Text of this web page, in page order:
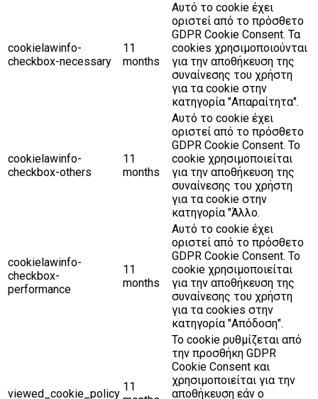
cookielawinfo-
checkbox-necessary
11
months
Αυτό το cookie έχει
οριστεί από το πρόσθετο
GDPR Cookie Consent. Τα
cookies χρησιμοποιούνται
για την αποθήκευση της
συναίνεσης του χρήστη
για τα cookie στην
κατηγορία "Απαραίτητα".
cookielawinfo-
checkbox-others
11
months
Αυτό το cookie έχει
οριστεί από το πρόσθετο
GDPR Cookie Consent. Το
cookie χρησιμοποιείται
για την αποθήκευση της
συναίνεσης του χρήστη
για τα cookie στην
κατηγορία "Άλλο.
cookielawinfo-
checkbox-
performance
11
months
Αυτό το cookie έχει
οριστεί από το πρόσθετο
GDPR Cookie Consent. Το
cookie χρησιμοποιείται
για την αποθήκευση της
συναίνεσης του χρήστη
για τα cookies στην
κατηγορία "Απόδοση".
viewed_cookie_policy
11
Το cookie ρυθμίζεται από
την προσθήκη GDPR
Cookie Consent και
χρησιμοποιείται για την
αποθήκευση εάν ο